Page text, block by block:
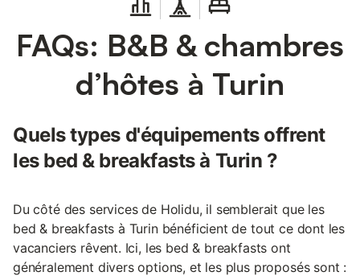
FAQs: B&B & chambres
d’hôtes à Turin
Quels types d'équipements offrent
les bed & breakfasts à Turin ?
Du côté des services de Holidu, il semblerait que les
bed & breakfasts à Turin bénéficient de tout ce dont les
vacanciers rêvent. Ici, les bed & breakfasts ont
généralement divers options, et les plus proposés sont :